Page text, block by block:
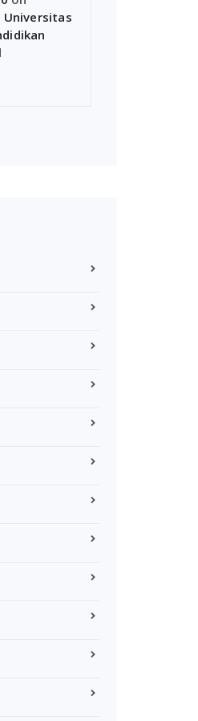
Universitas